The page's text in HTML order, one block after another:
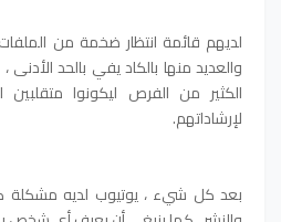
لديهم قائمة انتظار ضخمة من
والعديد منها بالكاد يفي بالحد
الكثير من الفرص ليكونوا
لإرشاداتهم.
بعد كل شيء ، يوتيوب لديه مشكلة